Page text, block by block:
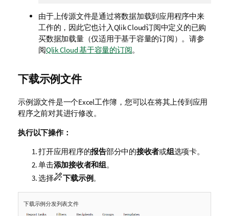
由于上传源文件是通过将数据加载到应用程序中来
工作的，因此它也计入Qlik Cloud订阅中定义的已购
买数据加载量（仅适用于基于容量的订阅）。请参
阅Qlik Cloud 基于容量的订阅。
下载示例文件
示例源文件是一个Excel工作簿，您可以在将其上传到应用
程序之前对其进行修改。
执行以下操作：
打开应用程序的报告部分中的接收者或组选项卡。
单击添加接收者和组。
选择
下载示例。
下载示例分发列表文件